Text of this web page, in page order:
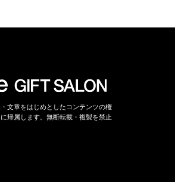
文章をはじめとしたコンテンツの権
帰属します。無断転載・複製を禁止